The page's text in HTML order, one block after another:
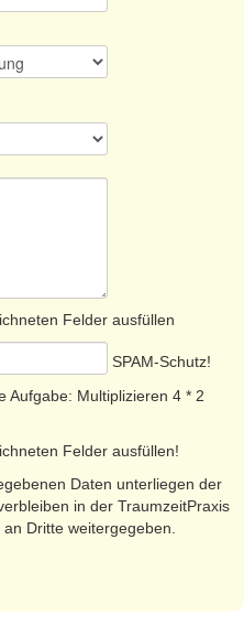
Felder ausfüllen
SPAM-Schutz!
Aufgabe: Multiplizieren 4 * 2
Felder ausfüllen!
Daten unterliegen der
in der TraumzeitPraxis
Dritte weitergegeben.